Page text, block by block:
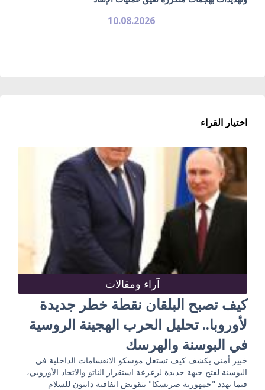
10.08.2026
اختيار القراء
آراء ومقالات
كيف تصبح البلقان نقطة خطر جديدة
لأوروبا.. تحليل الحرب الهجينة الروسية
في البوسنة والهرسك
خبير أمني يكشف كيف تستغل موسكو الانقسامات الداخلية في
البوسنة لفتح جبهة جديدة لزعزعة استقرار الناتو والاتحاد الأوروبي،
فيما تهدد "جمهورية صربسكا" بتقويض اتفاقية دايتون للسلام